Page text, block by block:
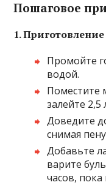
Пошаговое
1.
Промойте
водой.
Поместите
залейте
Доведите
снимая
Добавьте
варите
часов, пока